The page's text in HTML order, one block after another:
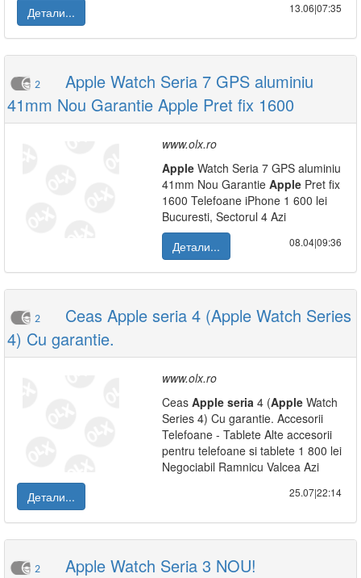
Детали...
13.06|07:35
2
Apple Watch Seria 7 GPS aluminiu
41mm Nou Garantie Apple Pret fix 1600
www.olx.ro
Apple Watch Seria 7 GPS aluminiu
41mm Nou Garantie Apple Pret fix
1600 Telefoane iPhone 1 600 lei
Bucuresti, Sectorul 4 Azi
Детали...
08.04|09:36
2
Ceas Apple seria 4 (Apple Watch Series
4) Cu garantie.
www.olx.ro
Ceas Apple seria 4 (Apple Watch
Series 4) Cu garantie. Accesorii
Telefoane - Tablete Alte accesorii
pentru telefoane si tablete 1 800 lei
Negociabil Ramnicu Valcea Azi
Детали...
25.07|22:14
2 Apple Watch Seria 3 NOU!